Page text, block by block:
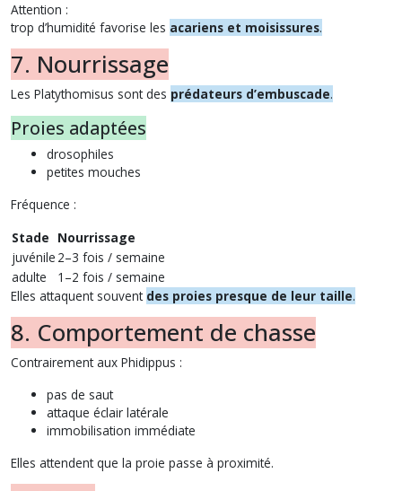
Attention :
trop d’humidité favorise les acariens et moisissures.
7. Nourrissage
Les Platythomisus sont des prédateurs d’embuscade.
Proies adaptées
drosophiles
petites mouches
Fréquence :
Stade Nourrissage
juvénile 2–3 fois / semaine
adulte
1–2 fois / semaine
Elles attaquent souvent des proies presque de leur taille.
8. Comportement de chasse
Contrairement aux Phidippus :
pas de saut
attaque éclair latérale
immobilisation immédiate
Elles attendent que la proie passe à proximité.